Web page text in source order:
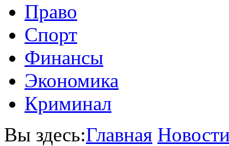
Право
Спорт
Финансы
Экономика
Криминал
Вы здесь:Главная